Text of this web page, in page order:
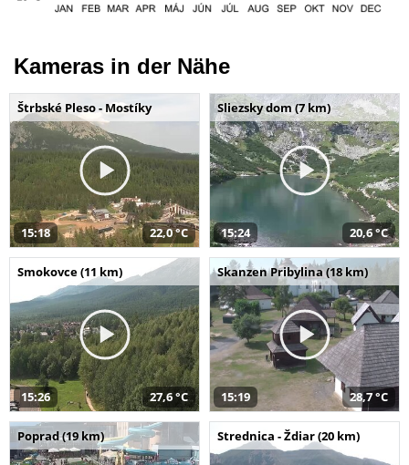
Kameras in der Nähe
Štrbské Pleso - Mostíky
15:18 22,0 °C
Sliezsky dom (7 km)
15:24 20,6 °C
Smokovce (11 km)
15:26 27,6 °C
Skanzen Pribylina (18 km)
15:19 28,7 °C
Poprad (19 km) Strednica - Ždiar (20 km)